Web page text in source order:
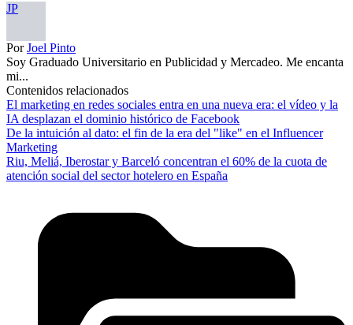
JP
PorJoel Pinto
Soy Graduado Universitario en Publicidad y Mercadeo. Me encanta
mi...
Contenidos relacionados
El marketing en redes sociales entra en una nueva era: el vídeo y la
IA desplazan el dominio histórico de Facebook
De la intuición al dato: el fin de la era del "like" en el Influencer
Marketing
Riu, Meliá, Iberostar y Barceló concentran el 60% de la cuota de
atención social del sector hotelero en España